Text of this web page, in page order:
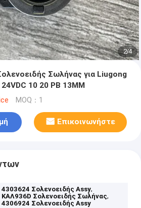
2/4
Σωλήνας για Liugong
10 20 PB 13MM
MOQ：1
Επικοινωνήστε
4303624 Σολενοειδής Assy,
ΚΑΛ936D Σολενοειδής Σωλήνας,
4306924 Σολενοειδής Assy